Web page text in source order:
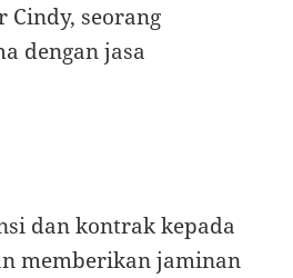
seorang
dengan jasa
dan kontrak kepada
memberikan jaminan